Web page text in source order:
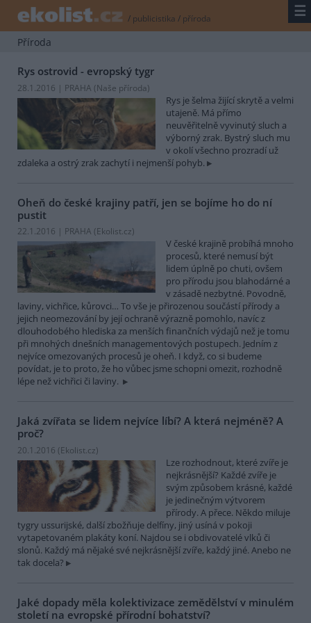
/ publicistika / příroda ☰
Příroda
Rys ostrovid - evropský tygr
28.1.2016 | PRAHA (Naše příroda)
Rys je šelma žijící skrytě a velmi
utajeně. Má přímo
neuvěřitelně vyvinutý sluch a
výborný zrak. Bystrý sluch mu
v okolí všechno prozradí už
zdaleka a ostrý zrak zachytí i nejmenší pohyb.
Oheň do české krajiny patří, jen se bojíme ho do ní
pustit
22.1.2016 | PRAHA (Ekolist.cz)
V české krajině probíhá mnoho
procesů, které nemusí být
lidem úplně po chuti, ovšem
pro přírodu jsou blahodárné a
v zásadě nezbytné. Povodně,
laviny, vichřice, kůrovci… To vše je přirozenou součástí přírody a
jejich neomezování by její ochraně výrazně pomohlo, navíc z
dlouhodobého hlediska za menších finančních výdajů než je tomu
při mnohých dnešních managementových postupech. Jedním z
nejvíce omezovaných procesů je oheň. I když, co si budeme
povídat, je to proto, že ho vůbec jsme schopni omezit, rozhodně
lépe než vichřici či laviny.
Jaká zvířata se lidem nejvíce líbí? A která nejméně? A
proč?
20.1.2016 (Ekolist.cz)
Lze rozhodnout, které zvíře je
nejkrásnější? Každé zvíře je
svým způsobem krásné, každé
je jedinečným výtvorem
přírody. A přece. Někdo miluje
tygry ussurijské, další zbožňuje delfíny, jiný usíná v pokoji
vytapetovaném plakáty koní. Najdou se i obdivovatelé vlků či
slonů. Každý má nějaké své nejkrásnější zvíře, každý jiné. Anebo ne
tak docela?
Jaké dopady měla kolektivizace zemědělství v minulém
století na evropské přírodní bohatství?